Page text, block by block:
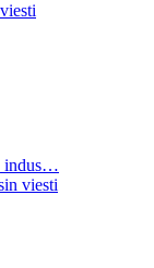
indus…
viesti